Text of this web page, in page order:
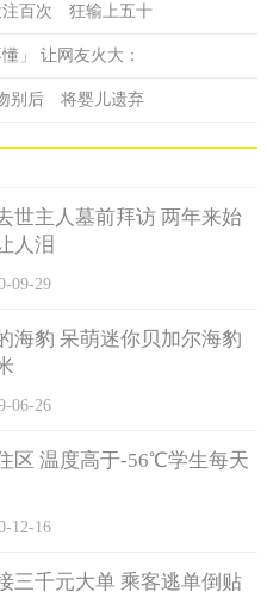
注百次 狂输上五十
」 让网友火大：
别后 将婴儿遗弃
世主人墓前拜访 两年来始
人泪
09-29
海豹 呆萌迷你贝加尔海豹
06-26
区 温度高于-56℃学生每天
12-16
三千元大单 乘客逃单倒贴